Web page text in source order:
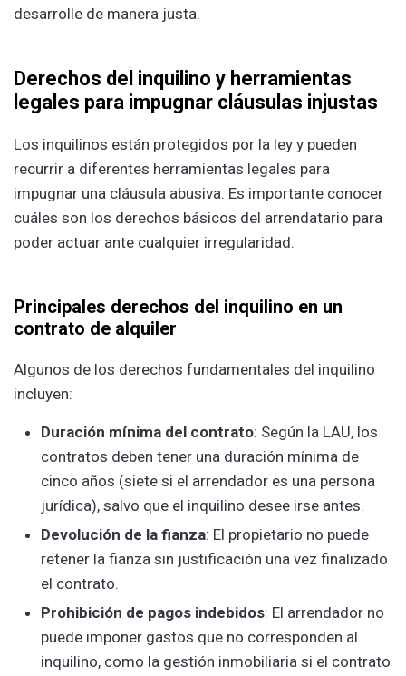
desarrolle de manera justa.
Derechos del inquilino y herramientas
legales para impugnar cláusulas injustas
Los inquilinos están protegidos por la ley y pueden
recurrir a diferentes herramientas legales para
impugnar una cláusula abusiva. Es importante conocer
cuáles son los derechos básicos del arrendatario para
poder actuar ante cualquier irregularidad.
Principales derechos del inquilino en un
contrato de alquiler
Algunos de los derechos fundamentales del inquilino
incluyen:
Duración mínima del contrato: Según la LAU, los
contratos deben tener una duración mínima de
cinco años (siete si el arrendador es una persona
jurídica), salvo que el inquilino desee irse antes.
Devolución de la fianza: El propietario no puede
retener la fianza sin justificación una vez finalizado
el contrato.
Prohibición de pagos indebidos: El arrendador no
puede imponer gastos que no corresponden al
inquilino, como la gestión inmobiliaria si el contrato